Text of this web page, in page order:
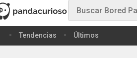
Tendencias Últimos